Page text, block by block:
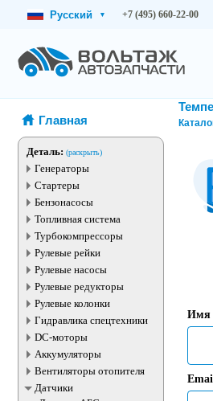
Русский ▾ +7 (495) 660-22-00
Главная
Деталь: (раскрыть)
Генераторы
Стартеры
Бензонасосы
Топливная система
Турбокомпрессоры
Рулевые рейки
Рулевые насосы
Рулевые редукторы
Рулевые колонки
Гидравлика спецтехники
DC-моторы
Аккумуляторы
Вентиляторы отопителя
Датчики
Имя